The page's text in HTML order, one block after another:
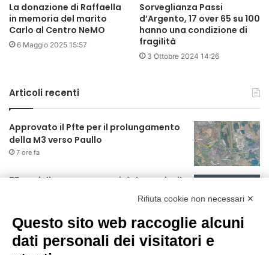
La donazione di Raffaella
in memoria del marito
Carlo al Centro NeMO
6 Maggio 2025 15:57
Sorveglianza Passi
d’Argento, 17 over 65 su 100
hanno una condizione di
fragilità
3 Ottobre 2024 14:26
Articoli recenti
Approvato il Pfte per il prolungamento
della M3 verso Paullo
7 ore fa
75 anni di INFN. La comunità, la storia, il
7 ore fa
Milano Aiuta Estate, 1600 prestazioni di
assistenza attivate
Rifiuta cookie non necessari ✕
Questo sito web raccoglie alcuni
dati personali dei visitatori e